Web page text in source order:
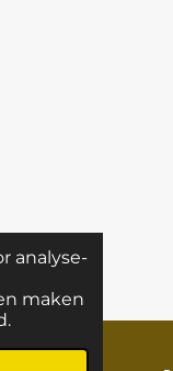
analyse-
maken